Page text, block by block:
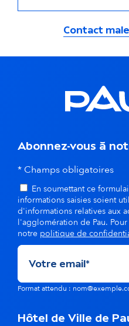
Contact
Abonnez-vous à
* Champs obligatoires
En soumettant ce
informations saisies soient
d'informations relatives aux
l'agglomération de Pau.
notre politique de
Format attendu :
Hôtel de Ville de